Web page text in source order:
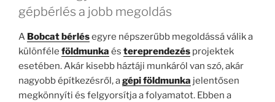
gépbérlés a jobb megoldás
A Bobcat bérlésegyre népszerűbb megoldássá válik a
különféle földmunka és tereprendezés projektek
esetében. Akár kisebb háztáji munkáról van szó, akár
nagyobb építkezésről, agépi földmunka jelentősen
megkönnyíti és felgyorsítja a folyamatot. Ebben a